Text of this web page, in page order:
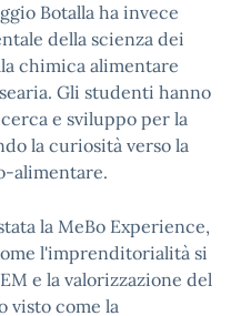
Botalla ha invece
della scienza dei
chimica alimentare
Gli studenti hanno
e sviluppo per la
la curiosità verso la
alimentare.
la MeBo Experience,
l'imprenditorialità si
e la valorizzazione del
visto come la